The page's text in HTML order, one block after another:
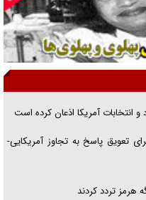
خواهرم فرمانده جهادی و
بگنجد!
از قوانین سخت‌گیرانه ۶ قاره در برابر یورش به پاسگاه‌های
نقشه راه آینده غرب آسیا
انتخابات آمریکا اذعان کرده است
تعویق پاسخ به تجاوز آمریکایی-